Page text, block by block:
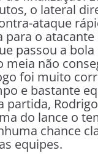
o lateral
ataque
para o atacante
passou a bola
meia não
foi muito
e bastante
partida,
do lance o
chance
equipes.